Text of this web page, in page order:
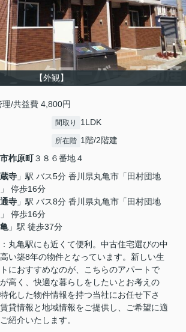
【外観】
/共益費 4,800円
間取り 1LDK
所在階 1階/2階建
柞原町３８６番地４
寺 」駅 バス5分 香川県丸亀市「田村団地
」 停歩16分
寺 」駅 バス8分 香川県丸亀市「田村団地
」 停歩16分
」駅 徒歩37分
丸亀駅にも近くて便利。中古住宅選びの中
い築8年の物件となっています。新しい生
におすすめなのが、こちらのアパートで
高く、快適な暮らしをしたいとお考えの
化した物件情報を持つ当社にお任せ下さ
貸情報と地域情報をご提供し、ご希望に適
紹介いたします。